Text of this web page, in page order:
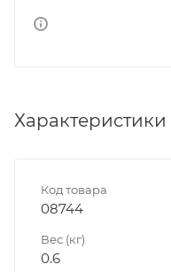
Характеристики
Код товара
08744
Вес (кг)
0.6